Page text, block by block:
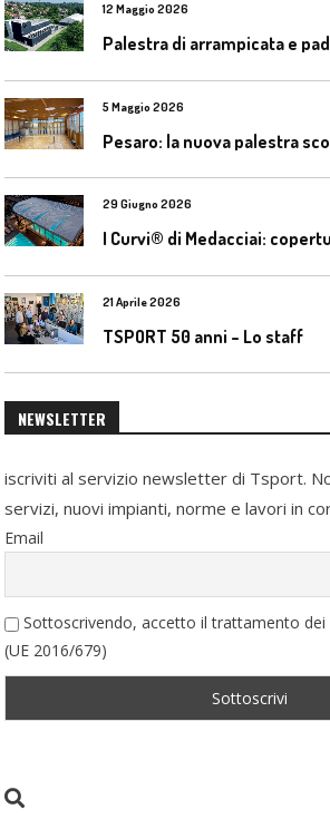
12 Maggio 2026
Palestra di arrampicata e
5 Maggio 2026
29 Giugno 2026
21 Aprile 2026
TSPORT 50 anni – Lo staff
NEWSLETTER
iscriviti al servizio newsletter di Tsport.
servizi, nuovi impianti, norme e lavori in
Email
Sottoscrivendo, accetto il trattamento dei
(UE 2016/679)